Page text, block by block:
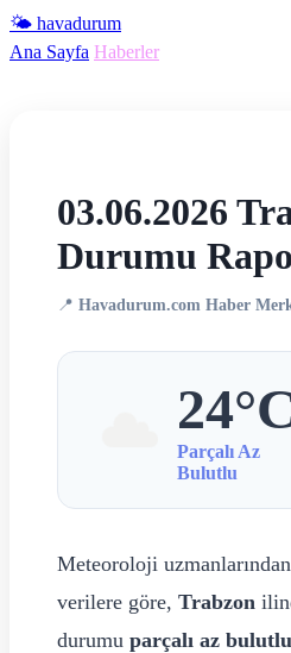
🌤️ havadurum
Ana Sayfa Haberler
03.06.2026
Durumu
📍 Havadurum.com Haber
Parçalı Az
Bulutlu
Meteoroloji
verilere göre, Trabzon
durumu parçalı az bulutlu